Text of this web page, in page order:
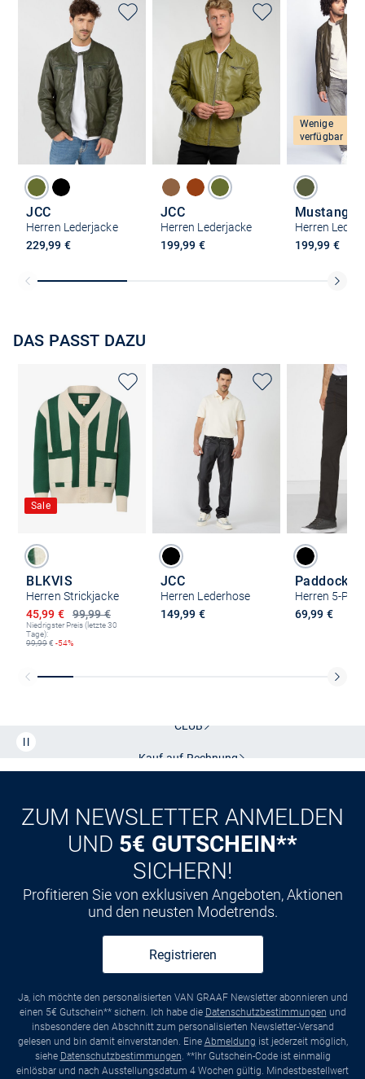
JCC
Herren Lederjacke
229,99 €
JCC
Herren Lederjacke
199,99 €
Wenige
verfügbar
Mustang
Herren
199,99 €
DAS PASST DAZU
Sale
BLKVIS
Herren Strickjacke
99,99 €
Ermäßigter Preis
45,99 €
Niedrigster Preis (letzte 30
Tage):
99,99€ -54%
JCC
Herren Lederhose
149,99 €
Paddock`s
69,99 €
CLUB
Kauf auf Rechnung
ZUM NEWSLETTER ANMELDEN
UND 5€ GUTSCHEIN**
SICHERN!
Profitieren Sie von exklusiven Angeboten, Aktionen
und den neusten Modetrends.
Registrieren
Ja, ich möchte den personalisierten VAN GRAAF Newsletter abonnieren und
einen 5€ Gutschein** sichern. Ich habe die Datenschutzbestimmungen und
insbesondere den Abschnitt zum personalisierten Newsletter-Versand
gelesen und bin damit einverstanden. Eine Abmeldung ist jederzeit möglich,
siehe Datenschutzbestimmungen. **Ihr Gutschein-Code ist einmalig
einlösbar und nach Ausstellungsdatum 4 Wochen gültig. Mindestbestellwert